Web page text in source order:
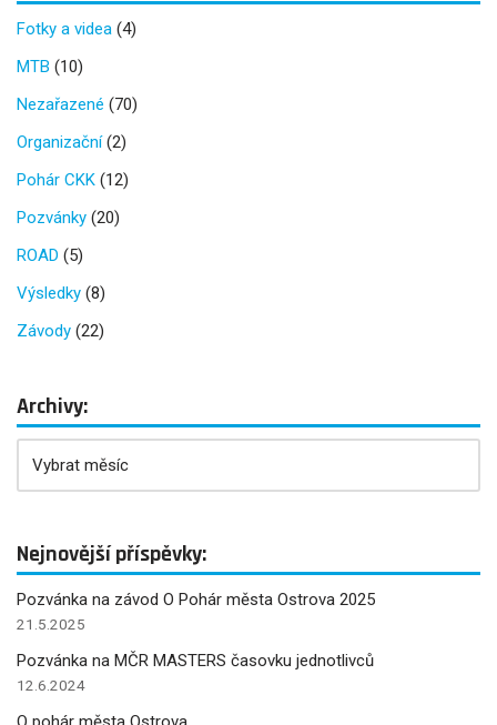
Fotky a videa (4)
MTB (10)
Nezařazené (70)
Organizační(2)
Pohár CKK (12)
Pozvánky (20)
ROAD (5)
Výsledky (8)
Závody (22)
Archivy:
Nejnovější příspěvky:
Pozvánka na závod O Pohár města Ostrova 2025
21.5.2025
Pozvánka na MČR MASTERS časovku jednotlivců
12.6.2024